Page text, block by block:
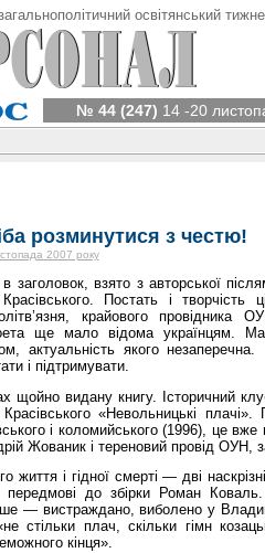
освітянський
№ 44 (247) 14 -20
розминутися з честю!
2007 року
заголовок, взято з авторської
Постать і творчість
крайового провідника
ще мало відома українцям.
актуальність якого
і підтримувати.
щойно видану книгу. Історичний
Красівського «Невольницькі
і коломийського (1996), це
Жованик і тереновий провід ОУН,
життя і гідної смерті — дві
до збірки Роман Коваль.
— вистраждано, виболено у
стільки плач, скільки гімн
кінця».